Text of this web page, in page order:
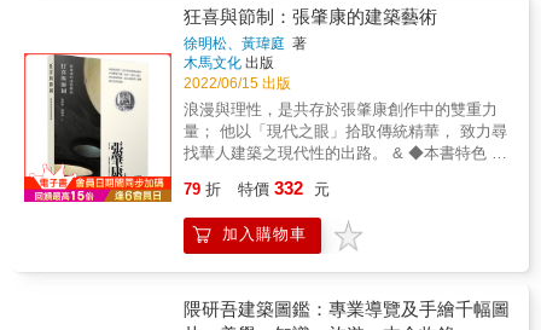
頂技法， 打造出全世界最大的磚造圓頂教堂──
聖母百花大教堂； 當然，也別錯過了由建築師
華特．葛羅培斯於1919年春季創建的包浩斯學
院， 正是二十世紀現代藝術運動最具影響力的
建築&hellip;&hellip; 50位建築大師中，你認識
幾位？實地看過的建築有多少？ 本書介紹許多
表現精采、成就卓越的建築大師， 帶領你神遊
世界，觀賞許多偉大的建築。 本書作者是一位
建築師，也是建築評論家， 這是他以世界建築
的建築大師， 介紹每位大師的生平、創作風格
及其對於後世的影響。 如作者所言，「認識每
位建築大師的環境、文化、侷限與原則，以及
建築如何幫助我們形塑造我們所居住的世界。
在每個建築大師的一系列的成功與挫敗中，我
草，就能獲得特別的感受，發現自己的心境在
此地大不相同。 神樂坂 在往後的城市，步行將
變得非常重要。 文豪夏目漱石也住過我家附近
的早稻田南町，聽說他都會散步到神樂坂來。
散步的同時，腦中可以天馬行空。 我也會在散
步時思考建築物的設計，一有好點子，就立刻
傳訊息給工作人員。 世田谷、臨海、城北、武
３封情書。 &copy; Kengo Kuma 2020
話與連結，嘗試讓教堂空間在「機構」的服務
性與「聖堂」的神聖性之間的內在衝突中，找
到「聖俗並存」的柔性空間原型。救恩之光教
會將都市的公共性導入空間內部，在通過虛實
交錯、光影交織的垂直化空間序列的引導，創
造層層隱喻的(聖經)敘事場景，將「由俗入聖」
的感知經驗融入高密度的城市生活當中，企圖
模糊神性空間與常民生活的界線，以區別於西
方教堂「聖俗對立」的二元思考，成功詮釋了
表徵。爾後他陸續完成了「台中忠孝路長老教
會」、「礁溪長老教會」、「台南德光教
會」、「新竹錫安堂」等教堂設計，還有諸多
經驗中觀察與理解台灣社會多元駁雜的現象，
狂喜與節制：張肇康的建築藝術
徐明松、黃瑋庭 著
木馬文化 出版
2022/06/15 出版
浪漫與理性，是共存於張肇康創作中的雙重力
量； 他以「現代之眼」拾取傳統精華， 致力尋
找華人建築之現代性的出路。 & ◆本書特色 1.
的創作生命、思想與人生的建築傳記。 2. 深入
扼要的東海大學建築賞析指南，收錄珍貴的創
建初期舊照與各式建築設計圖紙。 3. 透過解說
張肇康是華人建築師中少見畢業自哈佛、師承
79 折 特價 332 元
加入購物車
隈研吾建築圖鑑：專業導覽及手繪千幅圖